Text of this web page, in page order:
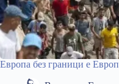
Европа без граници е